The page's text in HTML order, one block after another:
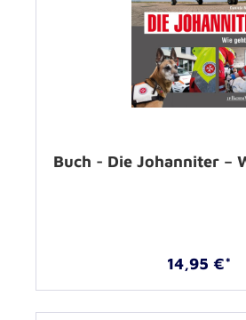
Buch - Die Johanniter –
14,95 €*